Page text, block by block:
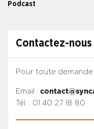
Podcast
Contactez-nous
Pour toute
Email :
Tél. : 01 40 27 18 80